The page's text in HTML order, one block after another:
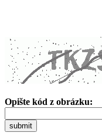
Opište kód z obrázku:
submit